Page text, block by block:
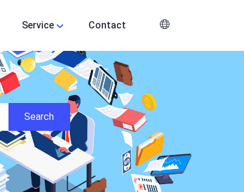
Service Contact